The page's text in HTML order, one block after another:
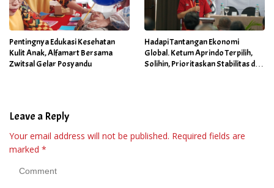
Pentingnya Edukasi Kesehatan
Kulit Anak, Alfamart Bersama
Zwitsal Gelar Posyandu
Hadapi Tantangan Ekonomi
Global. Ketum Aprindo Terpilih,
Solihin, Prioritaskan Stabilitas dan
Leave a Reply
Your email address will not be published. Required fields are
marked *